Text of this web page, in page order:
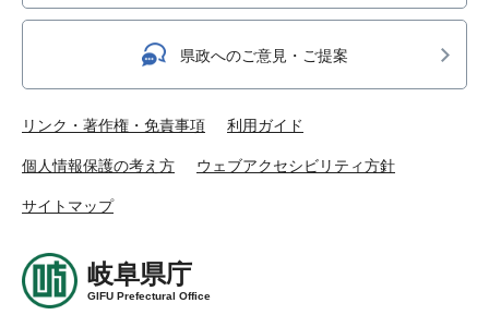
県政へのご意見・ご提案
リンク・著作権・免責事項 利用ガイド
個人情報保護の考え方 ウェブアクセシビリティ方針
サイトマップ
岐阜県庁
GIFU Prefectural Office